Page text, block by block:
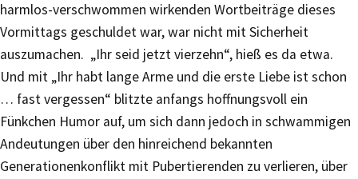
harmlos-verschwommen wirkenden Wortbeiträge dieses
Vormittags geschuldet war, war nicht mit Sicherheit
auszumachen. „Ihr seid jetzt vierzehn“, hieß es da etwa.
Und mit „Ihr habt lange Arme und die erste Liebe ist schon
… fast vergessen“ blitzte anfangs hoffnungsvoll ein
Fünkchen Humor auf, um sich dann jedoch in schwammigen
Andeutungen über den hinreichend bekannten
Generationenkonflikt mit Pubertierenden zu verlieren, über